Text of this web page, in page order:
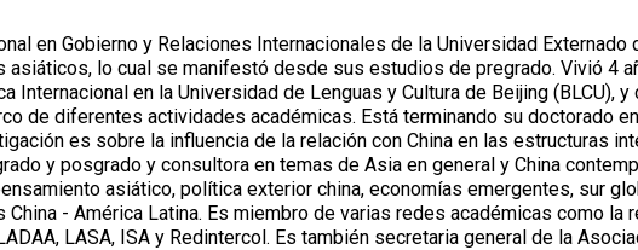
en Gobierno y Relaciones Internacionales de la Universidad
asiáticos, lo cual se manifestó desde sus estudios de pregrado. Vivió 4
Internacional en la Universidad de Lenguas y Cultura de Beijing (BLCU),
de diferentes actividades académicas. Está terminando su doctorado
es sobre la influencia de la relación con China en las estructuras
y posgrado y consultora en temas de Asia en general y China
asiático, política exterior china, economías emergentes, sur
- América Latina. Es miembro de varias redes académicas como la
LASA, ISA y Redintercol. Es también secretaria general de la